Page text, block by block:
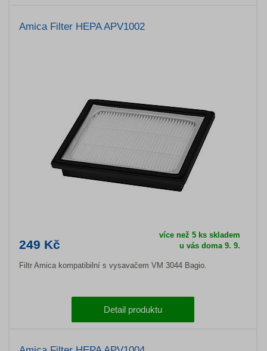
Amica Filter HEPA APV1002
249 Kč
více než 5 ks skladem
u vás doma 9. 9.
Filtr Amica kompatibilní s vysavačem VM 3044 Bagio.
Detail produktu